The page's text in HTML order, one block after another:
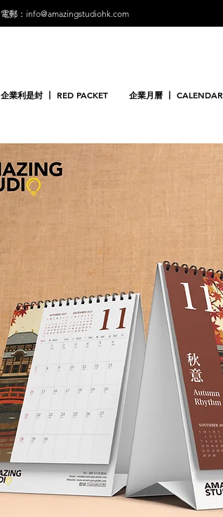
電郵：info@amazingstudiohk.com
企業利是封 丨 RED PACKET 企業月曆 丨 CALENDAR